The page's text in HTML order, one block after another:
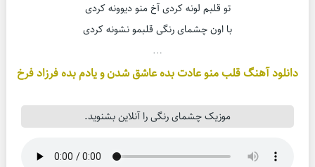
تو قلبم لونه کردی آخ منو دیوونه کردی
با اون چشمای رنگی قلبمو نشونه کردی
…
دانلود آهنگ قلب منو عادت بده عاشق شدن و یادم بده فرزاد فرخ
موزیک چشمای رنگی را آنلاین بشنوید.